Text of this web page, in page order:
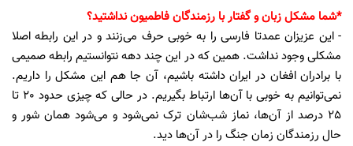
*شما مشکل زبان و گفتار با رزمندگان فاطمیون نداشتید؟
- این عزیزان عمدتا فارسی را به خوبی حرف می‌زنند و در این رابطه اصلا
مشکلی وجود نداشت. همین که در این چند دهه نتوانستیم رابطه صمیمی
‌با برادران افغان در ایران داشته باشیم، آن جا هم این مشکل را داریم.
نمی‌توانیم به خوبی با آن‌ها ارتباط بگیریم. در حالی که چیزی حدود 20 تا
25 درصد از آن‌ها، نماز شب‌شان ترک نمی‌شود و می‌شود همان شور و
حال رزمندگان زمان جنگ را در آن‌ها دید.